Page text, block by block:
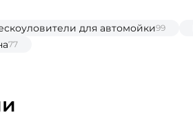
для автомойки99
77